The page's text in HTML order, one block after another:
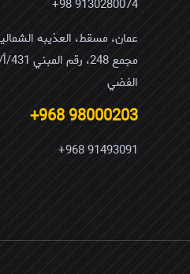
9130280074 98+
الفضي
98000203 968+
91493091 968+